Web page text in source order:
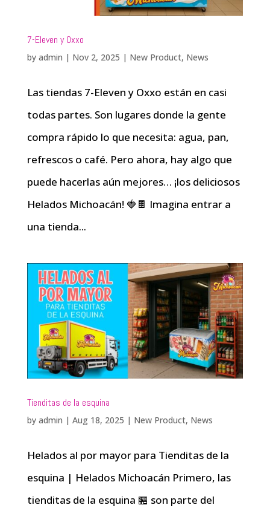
7-Eleven y Oxxo
by admin | Nov 2, 2025 | New Product, News
Las tiendas 7-Eleven y Oxxo están en casi
todas partes. Son lugares donde la gente
compra rápido lo que necesita: agua, pan,
refrescos o café. Pero ahora, hay algo que
puede hacerlas aún mejores… ¡los deliciosos
Helados Michoacán! 🍓🍫 Imagina entrar a
una tienda...
Tienditas de la esquina
by admin | Aug 18, 2025 | New Product, News
Helados al por mayor para Tienditas de la
esquina | Helados Michoacán Primero, las
tienditas de la esquina 🏪 son parte del